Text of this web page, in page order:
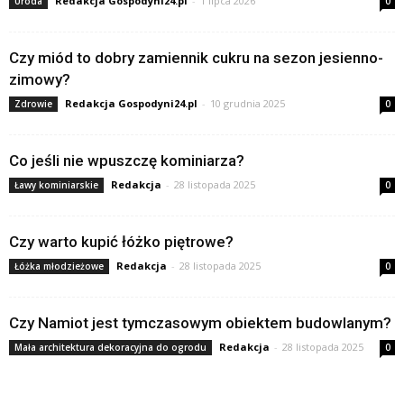
Czy miód to dobry zamiennik cukru na sezon jesienno-
zimowy?
Zdrowie Redakcja Gospodyni24.pl - 10 grudnia 2025 0
Co jeśli nie wpuszczę kominiarza?
Ławy kominiarskie Redakcja - 28 listopada 2025 0
Czy warto kupić łóżko piętrowe?
Łóżka młodzieżowe Redakcja - 28 listopada 2025 0
Czy Namiot jest tymczasowym obiektem budowlanym?
Mała architektura dekoracyjna do ogrodu Redakcja - 28 listopada 2025 0